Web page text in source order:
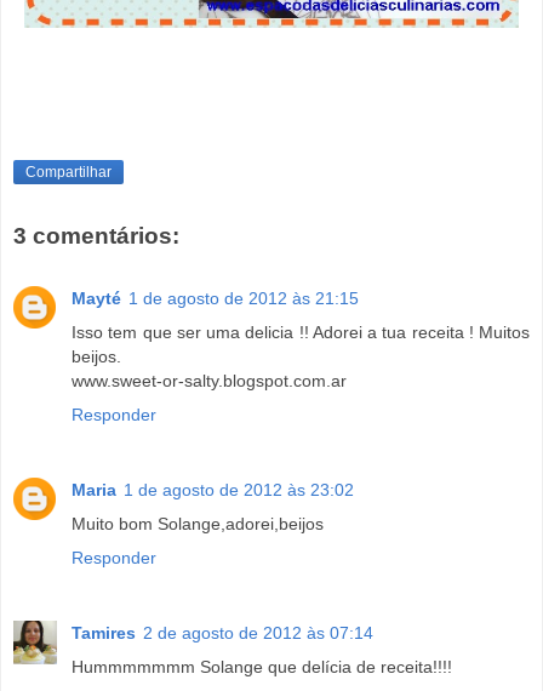
Compartilhar
3 comentários:
Mayté 1 de agosto de 2012 às 21:15
Isso tem que ser uma delicia !! Adorei a tua receita ! Muitos
beijos.
www.sweet-or-salty.blogspot.com.ar
Responder
Maria 1 de agosto de 2012 às 23:02
Muito bom Solange,adorei,beijos
Responder
Tamires 2 de agosto de 2012 às 07:14
Hummmmmmm Solange que delícia de receita!!!!